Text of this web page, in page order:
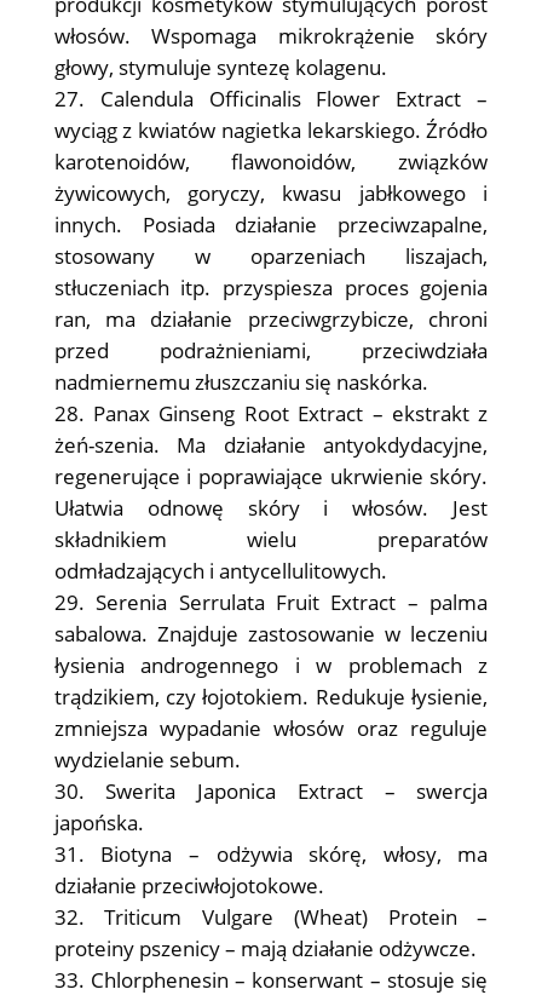
włosów. Wspomaga mikrokrążenie skóry
głowy, stymuluje syntezę kolagenu.
Calendula Officinalis Flower Extract –
wyciąg z kwiatów nagietka lekarskiego. Źródło
karotenoidów, flawonoidów, związków
żywicowych, goryczy, kwasu jabłkowego i
innych. Posiada działanie przeciwzapalne,
stosowany w oparzeniach liszajach,
stłuczeniach itp. przyspiesza proces gojenia
ran, ma działanie przeciwgrzybicze, chroni
przed podrażnieniami, przeciwdziała
nadmiernemu złuszczaniu się naskórka.
Panax Ginseng Root Extract – ekstrakt z
żeń-szenia. Ma działanie antyokdydacyjne,
regenerujące i poprawiające ukrwienie skóry.
Ułatwia odnowę skóry i włosów. Jest
składnikiem wielu preparatów
odmładzających i antycellulitowych.
Serenia Serrulata Fruit Extract – palma
sabalowa. Znajduje zastosowanie w leczeniu
łysienia androgennego i w problemach z
trądzikiem, czy łojotokiem. Redukuje łysienie,
zmniejsza wypadanie włosów oraz reguluje
wydzielanie sebum.
Swerita Japonica Extract – swercja
japońska.
Biotyna – odżywia skórę, włosy, ma
działanie przeciwłojotokowe.
Triticum Vulgare (Wheat) Protein –
proteiny pszenicy – mają działanie odżywcze.
Chlorphenesin – konserwant – stosuje się